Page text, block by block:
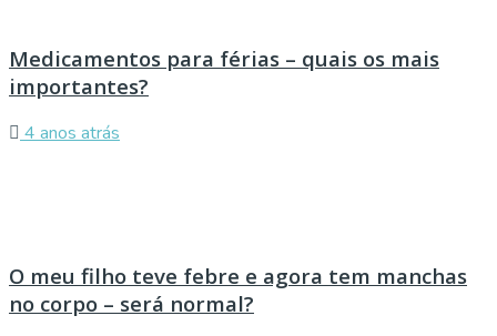
Medicamentos para férias – quais os mais
importantes?
4 anos atrás
O meu filho teve febre e agora tem manchas
no corpo – será normal?